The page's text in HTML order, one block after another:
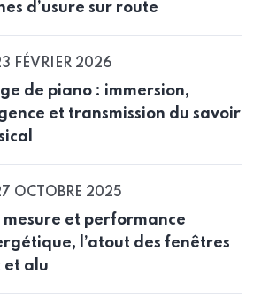
d’usure sur route
FÉVRIER 2026
de piano : immersion,
et transmission du savoir
OCTOBRE 2025
mesure et performance
l’atout des fenêtres
et alu